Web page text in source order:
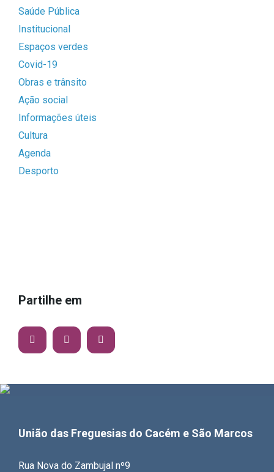
Saúde Pública
Institucional
Espaços verdes
Covid-19
Obras e trânsito
Ação social
Informações úteis
Cultura
Agenda
Desporto
Partilhe em
União das Freguesias do Cacém e São Marcos
Rua Nova do Zambujal nº9